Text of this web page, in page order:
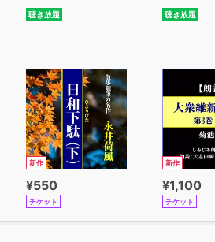
聴き放題
新作
¥550
チケット
聴き放題
新作
¥1,100
チケット